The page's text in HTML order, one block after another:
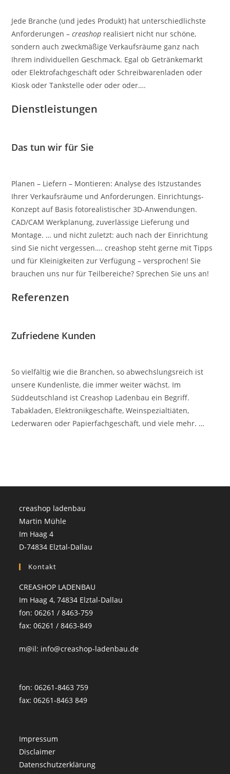
Jede Branche (und jedes Produkt) hat unterschiedlichste
Anforderungen –creashop realisiert nicht nur schöne,
sondern auch zweckmäßige Verkaufsräume ganz nach
Ihrem individuellen Geschmack. Egal ob Getränkemarkt
oder Elektrofachgeschäft oder Schreibwarenladen oder
Kiosk oder Tankstelle oder oder oder….
Dienstleistungen
Das tun wir für Sie
Planen – Liefern – Montieren: Analyse des Istzustandes
Ihrer Verkaufsräume und Anforderungen. Einrichtungs-
Konzept auf Basis fotorealistischer 3D-Anwendungen.
CAD/CAM Werkplanung, zuverlässige Lieferung und
Montage. … und nicht zuletzt: auch nach der Einrichtung
sind Sie nicht vergessen…. creashop steht gerne mit Tipps
und für Kleinigkeiten zur Verfügung – versprochen! Sie
brauchen uns nur für Teilbereiche? Sprechen Sie uns an!
Referenzen
Zufriedene Kunden
So vielfältig wie die Branchen, so abwechslungsreich ist
unsere Kundenliste, die immer weiter wächst. Im
Süddeutschland ist Creashop Ladenbau ein Begriff.
Tabakladen, Elektronikgeschäfte, Weinspezialtiäten,
Lederwaren oder Papierfachgeschäft, und viele mehr. …
creashop ladenbau
Martin Mühle
Im Haag 4
D-74834 Elztal-Dallau
Kontakt
CREASHOP LADENBAU
Im Haag 4, 74834 Elztal-Dallau
fon: 06261 / 8463-759
fax: 06261 / 8463-849
m@il: info@creashop-ladenbau.de
fon: 06261-8463 759
fax: 06261-8463 849
Impressum
Disclaimer
Datenschutzerklärung